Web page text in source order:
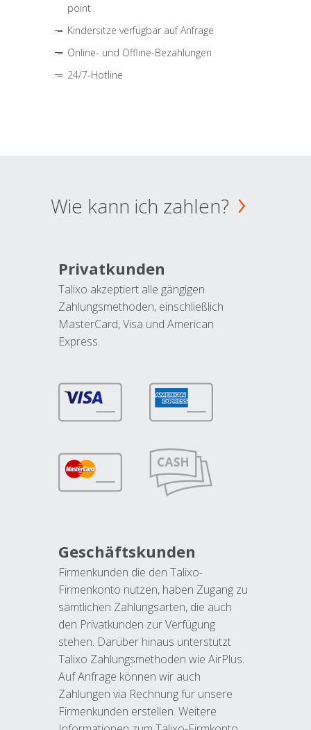
point
Kindersitze verfügbar auf Anfrage
Online- und Offline-Bezahlungen
24/7-Hotline
Wie kann ich zahlen?
Privatkunden
Talixo akzeptiert alle gängigen
Zahlungsmethoden, einschließlich
MasterCard, Visa und American
Express.
Geschäftskunden
Firmenkunden die den Talixo-
Firmenkonto nutzen, haben Zugang zu
sämtlichen Zahlungsarten, die auch
den Privatkunden zur Verfügung
stehen. Darüber hinaus unterstützt
Talixo Zahlungsmethoden wie AirPlus.
Auf Anfrage können wir auch
Zahlungen via Rechnung für unsere
Firmenkunden erstellen. Weitere